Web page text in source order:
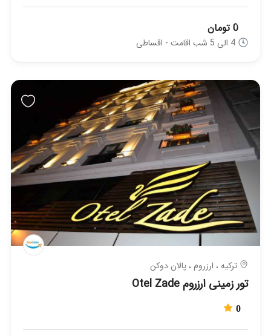
0 تومان
4 الی 5 شب اقامت - اقساطی
ترکیه ، ارزروم ، پالان دوکن
تور زمینی ارزروم Otel Zade
0